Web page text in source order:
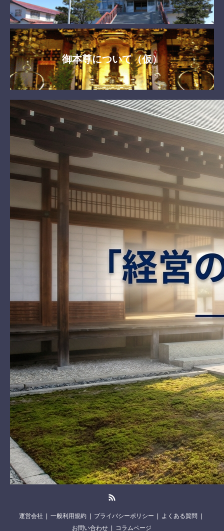
御本尊について（仮）
運営会社 一般利用規約 プライバシーポリシー
よくある質問
お問い合わせ
コラムページ